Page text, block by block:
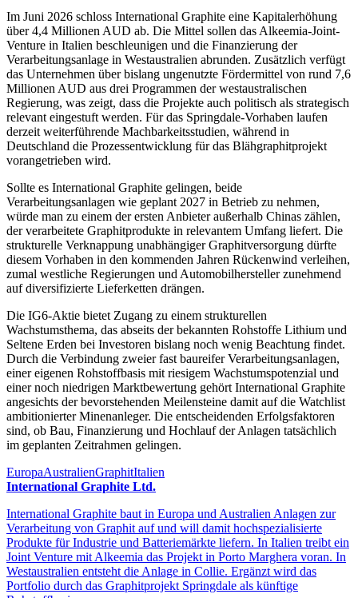
Im Juni 2026 schloss International Graphite eine Kapitalerhöhung
über 4,4 Millionen AUD ab. Die Mittel sollen das Alkeemia-Joint-
Venture in Italien beschleunigen und die Finanzierung der
Verarbeitungsanlage in Westaustralien abrunden. Zusätzlich verfügt
das Unternehmen über bislang ungenutzte Fördermittel von rund 7,6
Millionen AUD aus drei Programmen der westaustralischen
Regierung, was zeigt, dass die Projekte auch politisch als strategisch
relevant eingestuft werden. Für das Springdale-Vorhaben laufen
derzeit weiterführende Machbarkeitsstudien, während in
Deutschland die Prozessentwicklung für das Blähgraphitprojekt
vorangetrieben wird.
Sollte es International Graphite gelingen, beide
Verarbeitungsanlagen wie geplant 2027 in Betrieb zu nehmen,
würde man zu einem der ersten Anbieter außerhalb Chinas zählen,
der verarbeitete Graphitprodukte in relevantem Umfang liefert. Die
strukturelle Verknappung unabhängiger Graphitversorgung dürfte
diesem Vorhaben in den kommenden Jahren Rückenwind verleihen,
zumal westliche Regierungen und Automobilhersteller zunehmend
auf diversifizierte Lieferketten drängen.
Die IG6-Aktie bietet Zugang zu einem strukturellen
Wachstumsthema, das abseits der bekannten Rohstoffe Lithium und
Seltene Erden bei Investoren bislang noch wenig Beachtung findet.
Durch die Verbindung zweier fast baureifer Verarbeitungsanlagen,
einer eigenen Rohstoffbasis mit riesigem Wachstumspotenzial und
einer noch niedrigen Marktbewertung gehört International Graphite
angesichts der bevorstehenden Meilensteine damit auf die Watchlist
ambitionierter Minenanleger. Die entscheidenden Erfolgsfaktoren
sind, ob Bau, Finanzierung und Hochlauf der Anlagen tatsächlich
im geplanten Zeitrahmen gelingen.
EuropaAustralienGraphitItalien
International Graphite Ltd.
International Graphite baut in Europa und Australien Anlagen zur
Verarbeitung von Graphit auf und will damit hochspezialisierte
Produkte für Industrie und Batteriemärkte liefern. In Italien treibt ein
Joint Venture mit Alkeemia das Projekt in Porto Marghera voran. In
Westaustralien entsteht die Anlage in Collie. Ergänzt wird das
Portfolio durch das Graphitprojekt Springdale als künftige